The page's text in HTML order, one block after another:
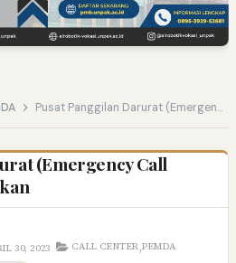
Pusat Panggilan Darurat (Emergency Call Center) di Kota Tarakan
(Emergency Call
30, 2023 CALL CENTER,PEMDA